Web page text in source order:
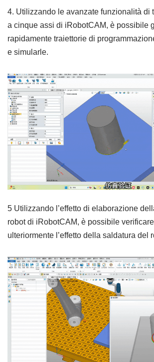
4. Utilizzando le avanzate funzionalità di
a cinque assi di iRobotCAM, è possibile
rapidamente traiettorie di
e simularle.
5 Utilizzando l’effetto di elaborazione
robot di iRobotCAM, è possibile
ulteriormente l’effetto della saldatura del